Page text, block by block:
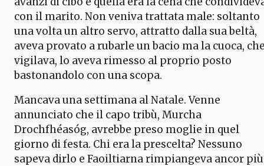
con il marito. Non veniva trattata male: soltanto
una volta un altro servo, attratto dalla sua beltà,
aveva provato a rubarle un bacio ma la cuoca,
vigilava, lo aveva rimesso al proprio posto
bastonandolo con una scopa.
Mancava una settimana al Natale. Venne
annunciato che il capo tribù, Murcha
Drochfhéasóg, avrebbe preso moglie in quel
giorno di festa. Chi era la prescelta? Nessuno
sapeva dirlo e Faoiltiarna rimpiangeva ancor più